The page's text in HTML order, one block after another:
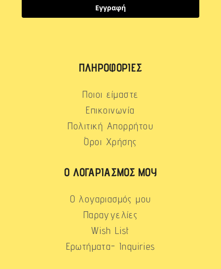
Εγγραφή
ΠΛΗΡΟΦΟΡΊΕΣ
Ποιοι είμαστε
Επικοινωνία
Πολιτική Απορρήτου
Όροι Χρήσης
Ο ΛΟΓΑΡΙΑΣΜΌΣ ΜΟΥ
Ο λογαριασμός μου
Παραγγελίες
Wish List
Ερωτήματα- Inquiries